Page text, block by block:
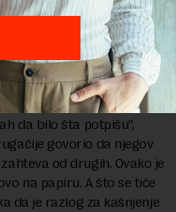
kasni realizacija nekih
hajke nisu u
da bilo šta potpišu”,
govorio da njegov
od drugih. Ovako je
na papiru. A što se tiče
da je razlog za kašnjenje